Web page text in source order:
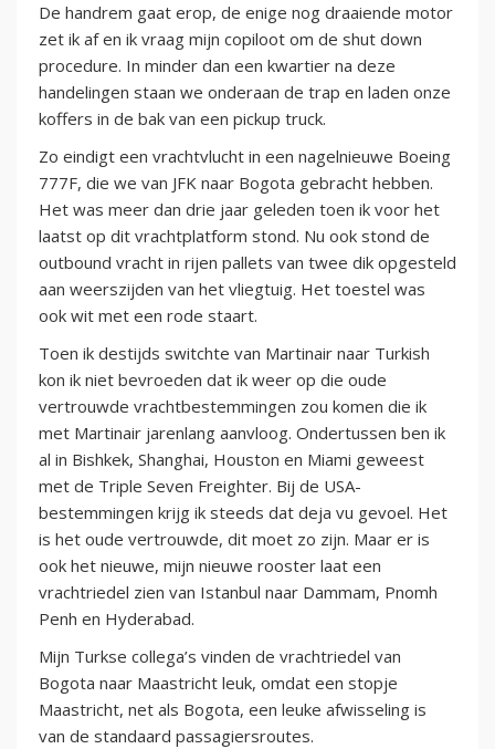
De handrem gaat erop, de enige nog draaiende motor
zet ik af en ik vraag mijn copiloot om de shut down
procedure. In minder dan een kwartier na deze
handelingen staan we onderaan de trap en laden onze
koffers in de bak van een pickup truck.
Zo eindigt een vrachtvlucht in een nagelnieuwe Boeing
777F, die we van JFK naar Bogota gebracht hebben.
Het was meer dan drie jaar geleden toen ik voor het
laatst op dit vrachtplatform stond. Nu ook stond de
outbound vracht in rijen pallets van twee dik opgesteld
aan weerszijden van het vliegtuig. Het toestel was
ook wit met een rode staart.
Toen ik destijds switchte van Martinair naar Turkish
kon ik niet bevroeden dat ik weer op die oude
vertrouwde vrachtbestemmingen zou komen die ik
met Martinair jarenlang aanvloog. Ondertussen ben ik
al in Bishkek, Shanghai, Houston en Miami geweest
met de Triple Seven Freighter. Bij de USA-
bestemmingen krijg ik steeds dat deja vu gevoel. Het
is het oude vertrouwde, dit moet zo zijn. Maar er is
ook het nieuwe, mijn nieuwe rooster laat een
vrachtriedel zien van Istanbul naar Dammam, Pnomh
Penh en Hyderabad.
Mijn Turkse collega’s vinden de vrachtriedel van
Bogota naar Maastricht leuk, omdat een stopje
Maastricht, net als Bogota, een leuke afwisseling is
van de standaard passagiersroutes.